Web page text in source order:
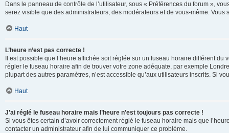
Dans le panneau de contrôle de l’utilisateur, sous « Préférences du forum »,
serez visible que des administrateurs, des modérateurs et de vous-même.
Haut
L’heure n’est pas correcte !
Il est possible que l’heure affichée soit réglée sur un fuseau horaire différent
régler le fuseau horaire afin de trouver votre zone adéquate, par exemple
plupart des autres paramètres, n’est accessible qu’aux utilisateurs inscrits. Si
Haut
J’ai réglé le fuseau horaire mais l’heure n’est toujours pas correcte !
Si vous êtes certain d’avoir correctement réglé le fuseau horaire mais que
contacter un administrateur afin de lui communiquer ce problème.